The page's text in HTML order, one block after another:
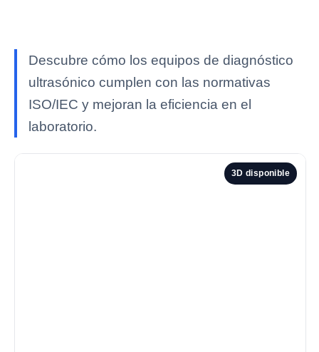
Descubre cómo los equipos de diagnóstico
ultrasónico cumplen con las normativas
ISO/IEC y mejoran la eficiencia en el
laboratorio.
3D disponible